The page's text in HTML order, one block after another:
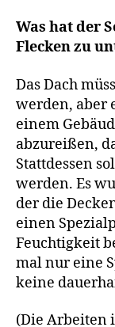
Was hat der
Flecken zu
Das Dach
werden, aber
einem
abzureißen,
Stattdessen
werden. Es
der die
einen
Feuchtigkeit
mal nur eine
keine
(Die Arbeiten